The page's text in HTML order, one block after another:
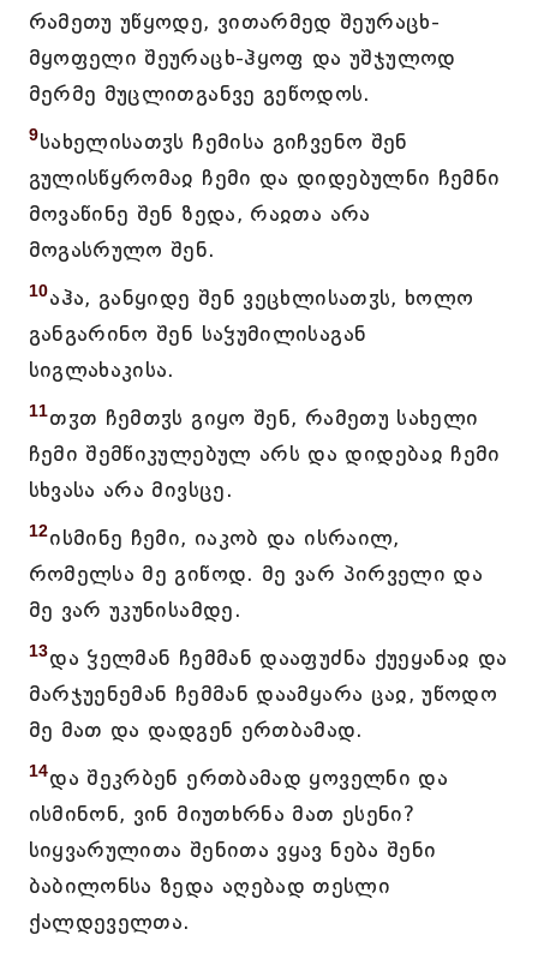
რამეთუ უწყოდე, ვითარმედ შეურაცხ-
მყოფელი შეურაცხ-ჰყოფ და უშჯულოდ
მერმე მუცლითგანვე გეწოდოს.
9სახელისათჳს ჩემისა გიჩვენო შენ
გულისწყრომაჲ ჩემი და დიდებულნი ჩემნი
მოვაწინე შენ ზედა, რაჲთა არა
მოგასრულო შენ.
10აჰა, განყიდე შენ ვეცხლისათჳს, ხოლო
განგარინო შენ საჴუმილისაგან
სიგლახაკისა.
11თჳთ ჩემთჳს გიყო შენ, რამეთუ სახელი
ჩემი შემწიკულებულ არს და დიდებაჲ ჩემი
სხვასა არა მივსცე.
12ისმინე ჩემი, იაკობ და ისრაილ,
რომელსა მე გიწოდ. მე ვარ პირველი და
მე ვარ უკუნისამდე.
13და ჴელმან ჩემმან დააფუძნა ქუეყანაჲ და
მარჯუენემან ჩემმან დაამყარა ცაჲ, უწოდო
მე მათ და დადგენ ერთბამად.
14და შეკრბენ ერთბამად ყოველნი და
ისმინონ, ვინ მიუთხრნა მათ ესენი?
სიყვარულითა შენითა ვყავ ნება შენი
ბაბილონსა ზედა აღებად თესლი
ქალდეველთა.